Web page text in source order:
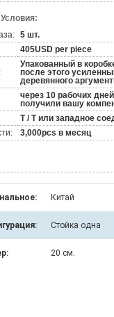
5 шт.
405USD per piece
Упакованный в
после этого
деревянного
через 10 рабочих
получили вашу
T / T или западное
3,000pcs в месяц
Китай
Стойка одна
20 см.